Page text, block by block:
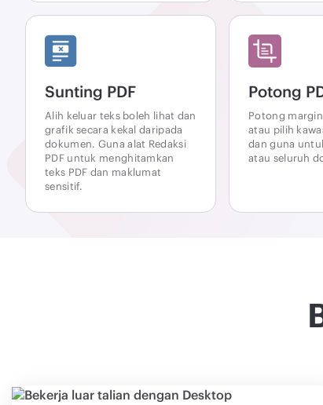
Sunting PDF
Alih keluar teks boleh lihat dan
grafik secara kekal daripada
dokumen. Guna alat Redaksi
PDF untuk menghitamkan
teks PDF dan maklumat
sensitif.
Potong
Potong
atau pilih
dan guna
atau seluruh